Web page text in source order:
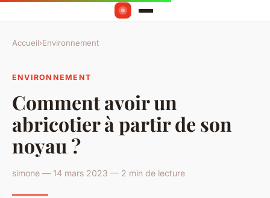
Accueil›Environnement
ENVIRONNEMENT
Comment avoir un
abricotier à partir de son
noyau ?
simone — 14 mars 2023 — 2 min de lecture